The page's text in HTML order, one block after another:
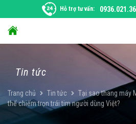
dung
Hỗ trợ tư vấn:
Tin tức
Trang chủ Tin tức
Tại sao thang máy
thể chiếm trọn trái tim người dùng Việt?